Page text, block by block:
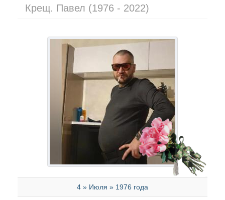
Крещ. Павел (1976 - 2022)
4 » Июля » 1976 года